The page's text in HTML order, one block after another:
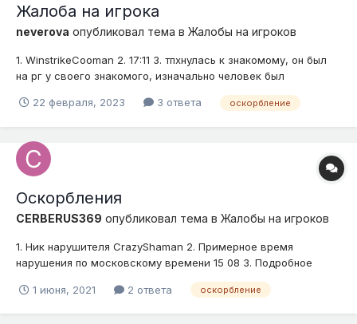
Жалоба на игрока
neverova опубликовал тема в Жалобы на игроков
1. WinstrikeCooman 2. 17:11 3. тпхнулась к знакомому, он был
на рг у своего знакомого, изначально человек был
(хаха), потом, видимо, я его сильно выбесила и он начал
регионом 4. До...
22 февраля, 2023 3 ответа оскорбление
Оскорбления
CERBERUS369 опубликовал тема в Жалобы на игроков
1. Ник нарушителя CrazyShaman 2. Примерное время
нарушения по московскому времени 15 08 3. Подробное
4. Доказательства (скриншоты, видео)
1 июня, 2021 2 ответа оскорбление